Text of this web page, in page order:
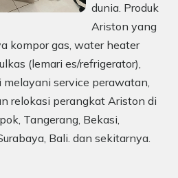
dunia. Produk
Ariston yang
kompor gas, water heater
(lemari es/refrigerator),
melayani service perawatan,
relokasi perangkat Ariston di
Tangerang, Bekasi,
Bali. dan sekitarnya.